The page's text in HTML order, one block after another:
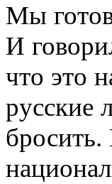
Мы
И
что это
русские